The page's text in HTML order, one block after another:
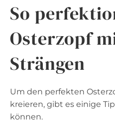
So
Osterzopf
Strängen
Um den perfekten
kreieren, gibt es einige
können.